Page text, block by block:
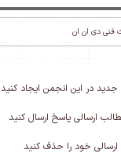
در این انجمن ایجاد کنید
ارسالی پاسخ ارسال کنید
خود را حذف کنید